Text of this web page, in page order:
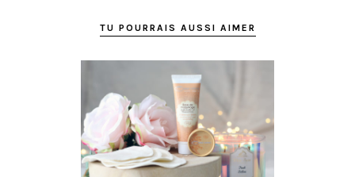
TU POURRAIS AUSSI AIMER